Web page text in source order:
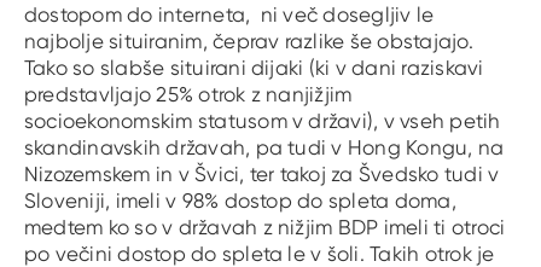
dostopom do interneta, ni več dosegljiv le
najbolje situiranim, čeprav razlike še obstajajo.
Tako so slabše situirani dijaki (ki v dani raziskavi
predstavljajo 25% otrok z nanjižjim
socioekonomskim statusom v državi), v vseh petih
skandinavskih državah, pa tudi v Hong Kongu, na
Nizozemskem in v Švici, ter takoj za Švedsko tudi v
Sloveniji, imeli v 98% dostop do spleta doma,
medtem ko so v državah z nižjim BDP imeli ti otroci
po večini dostop do spleta le v šoli. Takih otrok je